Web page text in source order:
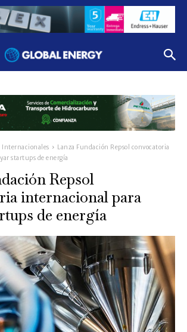
Internacionales
Lanza Fundación Repsol convocatoria
startups de energía
Repsol
internacional para
de energía